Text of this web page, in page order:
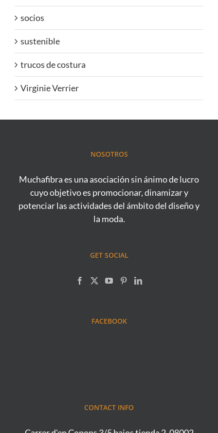
socios
sustenible
trucos de costura
Virginie Verrier
NOSOTROS
Muchafibra es una asociación sin ánimo de lucro
cuyo objetivo es promocionar, dinamizar y
potenciar las actividades del ámbito del diseño y
la moda.
GET SOCIAL
FACEBOOK
CONTACT INFO